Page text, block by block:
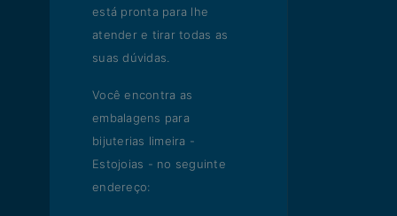
está pronta para lhe
atender e tirar todas as
suas dúvidas.
Você encontra as
embalagens para
bijuterias limeira -
Estojoias - no seguinte
endereço: